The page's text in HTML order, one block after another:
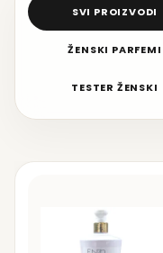
SVI PROIZVODI
ŽENSKI PARFEMI
TESTER ŽENSKI